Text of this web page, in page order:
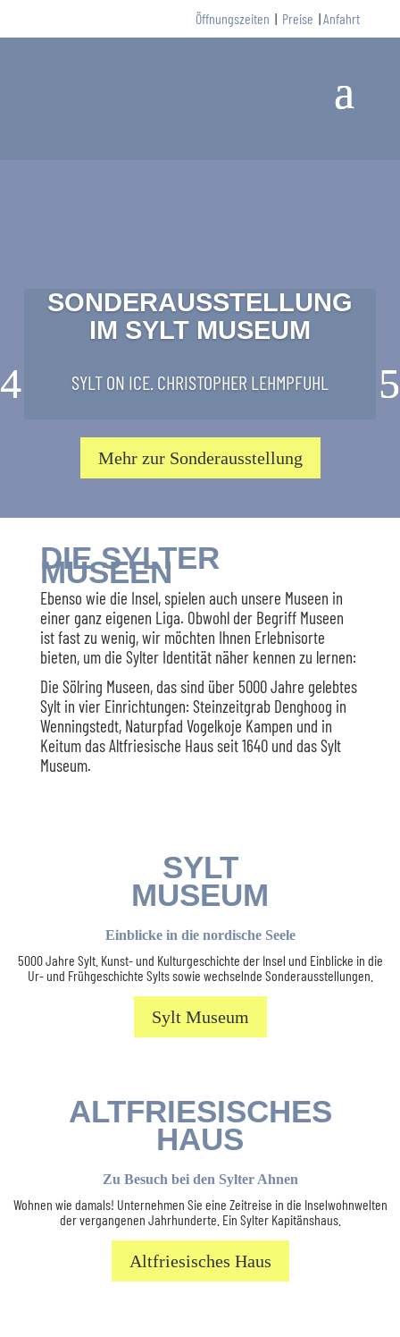
Öffnungszeiten | Preise |Anfahrt
SONDERAUSSTELLUNG
IM SYLT MUSEUM
SYLT ON ICE. CHRISTOPHER LEHMPFUHL
Mehr zur Sonderausstellung
DIE SYLTER
MUSEEN
Ebenso wie die Insel, spielen auch unsere Museen in
einer ganz eigenen Liga. Obwohl der Begriff Museen
ist fast zu wenig, wir möchten Ihnen Erlebnisorte
bieten, um die Sylter Identität näher kennen zu lernen:
Die Sölring Museen, das sind über 5000 Jahre gelebtes
Sylt in vier Einrichtungen: Steinzeitgrab Denghoog in
Wenningstedt, Naturpfad Vogelkoje Kampen und in
Keitum das Altfriesische Haus seit 1640 und das Sylt
Museum.
SYLT
MUSEUM
Einblicke in die nordische Seele
5000 Jahre Sylt. Kunst- und Kulturgeschichte der Insel und Einblicke in die
Ur- und Frühgeschichte Sylts sowie wechselnde Sonderausstellungen.
Sylt Museum
ALTFRIESISCHES
HAUS
Zu Besuch bei den Sylter Ahnen
Wohnen wie damals! Unternehmen Sie eine Zeitreise in die Inselwohnwelten
der vergangenen Jahrhunderte. Ein Sylter Kapitänshaus.
Altfriesisches Haus